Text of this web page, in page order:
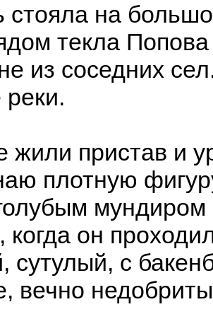
стояла на
текла
из соседних
реки.
жили пристав и
плотную
когда он
сутулый, с
вечно